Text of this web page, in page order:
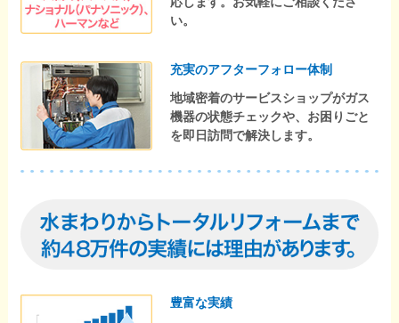
い。
充実のアフターフォロー体制
地域密着のサービスショップがガス
機器の状態チェックや、お困りごと
を即日訪問で解決します。
豊富な実績